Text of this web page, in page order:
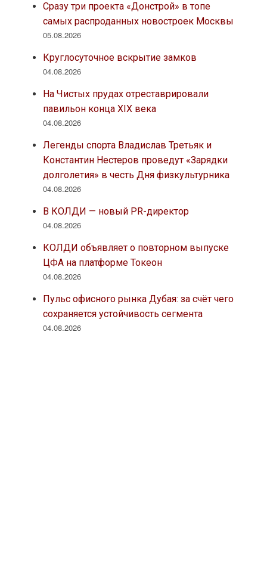
Сразу три проекта «Донстрой» в топе
самых распроданных новостроек Москвы
05.08.2026
Круглосуточное вскрытие замков
04.08.2026
На Чистых прудах отреставрировали
павильон конца XIX века
04.08.2026
Легенды спорта Владислав Третьяк и
Константин Нестеров проведут «Зарядки
долголетия» в честь Дня физкультурника
04.08.2026
В КОЛДИ — новый PR-директор
04.08.2026
КОЛДИ объявляет о повторном выпуске
ЦФА на платформе Токеон
04.08.2026
Пульс офисного рынка Дубая: за счёт чего
сохраняется устойчивость сегмента
04.08.2026